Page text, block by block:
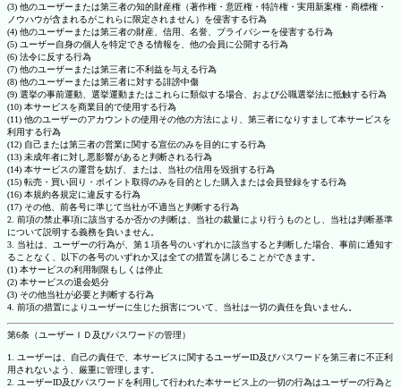
(3) 他のユーザーまたは第三者の知的財産権（著作権・意匠権・特許権・実用新案権・商標権・
ノウハウが含まれるがこれらに限定されません）を侵害する行為
(4) 他のユーザーまたは第三者の財産、信用、名誉、プライバシーを侵害する行為
(5) ユーザー自身の個人を特定できる情報を、他の会員に公開する行為
(6) 法令に反する行為
(7) 他のユーザーまたは第三者に不利益を与える行為
(8) 他のユーザーまたは第三者に対する誹謗中傷
(9) 選挙の事前運動、選挙運動またはこれらに類似する場合、および公職選挙法に抵触する行為
(10) 本サービスを商業目的で使用する行為
(11) 他のユーザーのアカウントの使用その他の方法により、第三者になりすまして本サービスを
利用する行為
(12) 自己または第三者の営業に関する宣伝のみを目的にする行為
(13) 未成年者に対し悪影響があると判断される行為
(14) 本サービスの運営を妨げ、または、当社の信用を毀損する行為
(15) 転売・買い回り・ポイント取得のみを目的とした購入または会員登録をする行為
(16) 本規約各規定に違反する行為
(17) その他、前各号に準じて当社が不適当と判断する行為
2. 前項の禁止事項に該当するか否かの判断は、当社の裁量により行うものとし、当社は判断基準
について説明する義務を負いません。
3. 当社は、ユーザーの行為が、第１項各号のいずれかに該当すると判断した場合、事前に通知す
ることなく、以下の各号のいずれか又は全ての措置を講じることができます。
(1) 本サービスの利用制限もしくは停止
(2) 本サービスの退会処分
(3) その他当社が必要と判断する行為
4. 前項の措置によりユーザーに生じた損害について、当社は一切の責任を負いません。
第6条（ユーザーＩＤ及びパスワードの管理）
1. ユーザーは、自己の責任で、本サービスに関するユーザーID及びパスワードを第三者に不正利
用されないよう、厳重に管理します。
2. ユーザーID及びパスワードを利用して行われた本サービス上の一切の行為はユーザーの行為と